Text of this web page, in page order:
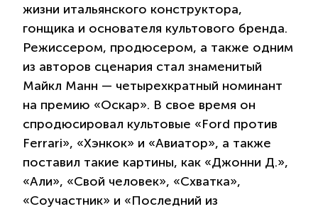
жизни итальянского конструктора,
гонщика и основателя культового бренда.
Режиссером, продюсером, а также одним
из авторов сценария стал знаменитый
Майкл Манн — четырехкратный номинант
на премию «Оскар». В свое время он
спродюсировал культовые «Ford против
Ferrari», «Хэнкок» и «Авиатор», а также
поставил такие картины, как «Джонни Д.»,
«Али», «Свой человек», «Схватка»,
«Соучастник» и «Последний из